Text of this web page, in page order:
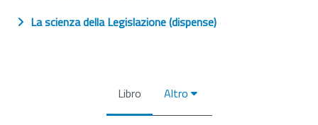
La scienza della Legislazione (dispense)
Libro Altro